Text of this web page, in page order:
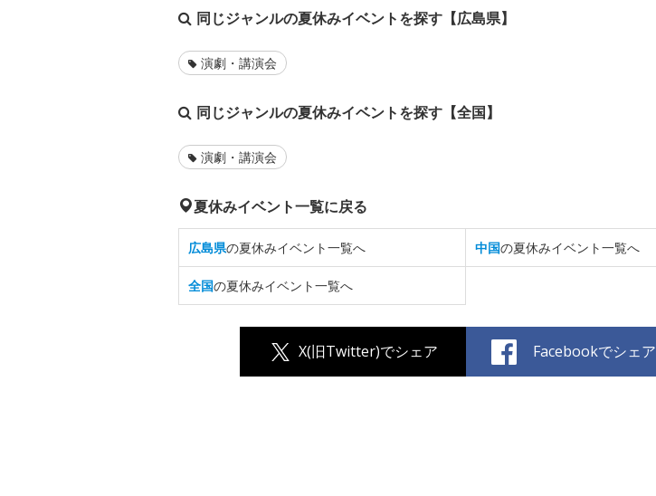
同じジャンルの夏休みイベントを探す【広島県】
演劇・講演会
同じジャンルの夏休みイベントを探す【全国】
演劇・講演会
夏休みイベント一覧に戻る
広島県の夏休みイベント一覧へ 中国の夏休みイベント一覧へ
全国の夏休みイベント一覧へ
X(旧Twitter)でシェア Facebookでシェア